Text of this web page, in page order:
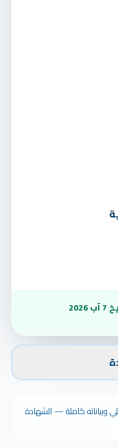
7 آب 2026
الأصلي وبياناته كاملة — الشهادة